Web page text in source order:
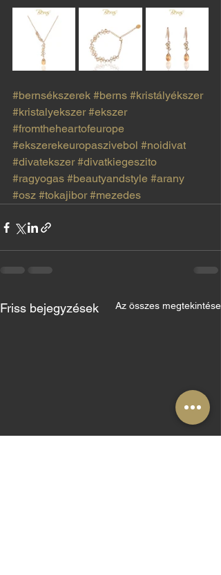
#bernsékszerek #berns #kristályékszer
#kristalyekszer #ekszer
#fromtheheartofeurope
#ekszerekeuropaszivebol #noidivat
#divatekszer #divatkiegeszito
#ragyogas #beautyandstyle #arany
#osz #tokajibor #mezedes
Friss bejegyzések Az összes megtekintése